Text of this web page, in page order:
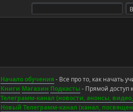
Начало обучения - Все про то, как начать
Книги Магазин Подкасты - Прямой доступ
Телеграмм-канал (новости, анонсы,
Новый Телеграмм-канал (канал,